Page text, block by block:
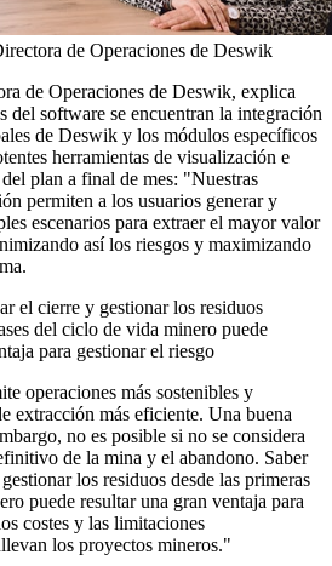
de Operaciones de Deswik
de Operaciones de Deswik, explica
del software se encuentran la integración
de Deswik y los módulos específicos
herramientas de visualización e
plan a final de mes: "Nuestras
permiten a los usuarios generar y
escenarios para extraer el mayor valor
así los riesgos y maximizando
el cierre y gestionar los residuos
del ciclo de vida minero puede
para gestionar el riesgo
operaciones más sostenibles y
extracción más eficiente. Una buena
no es posible si no se considera
de la mina y el abandono. Saber
los residuos desde las primeras
puede resultar una gran ventaja para
costes y las limitaciones
los proyectos mineros."